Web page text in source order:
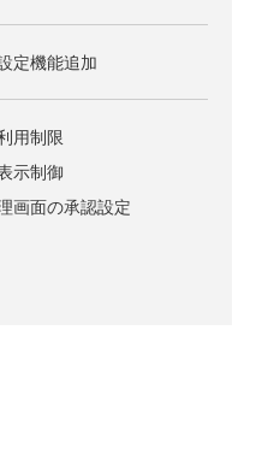
定機能追加
用制限
示制御
画面の承認設定